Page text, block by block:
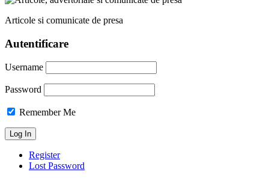
Articole si comunicate de presa
Autentificare
Username
Password
Remember Me
Register
Lost Password